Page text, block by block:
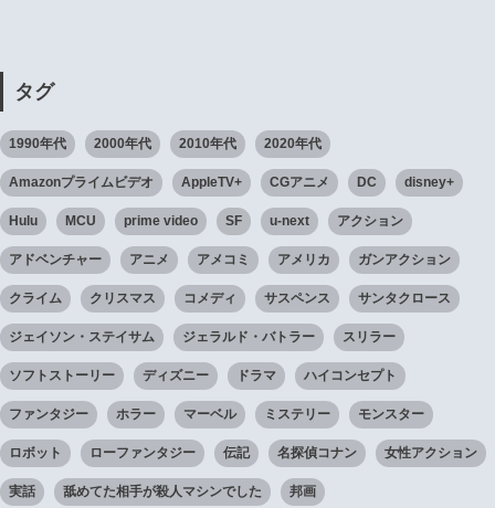
タグ
1990年代 2000年代 2010年代 2020年代
Amazonプライムビデオ AppleTV+ CGアニメ DC disney+
Hulu MCU prime video SF u-next アクション
アドベンチャー アニメ アメコミ アメリカ ガンアクション
クライム クリスマス コメディ サスペンス サンタクロース
ジェイソン・ステイサム ジェラルド・バトラー スリラー
ソフトストーリー ディズニー ドラマ ハイコンセプト
ファンタジー ホラー マーベル ミステリー モンスター
ロボット ローファンタジー 伝記 名探偵コナン 女性アクション
実話 舐めてた相手が殺人マシンでした 邦画